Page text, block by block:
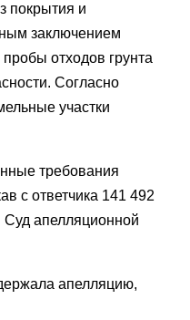
покрытия и
заключением
отходов грунта
Согласно
участки
требования
с ответчика 141 492
апелляционной
апелляцию,